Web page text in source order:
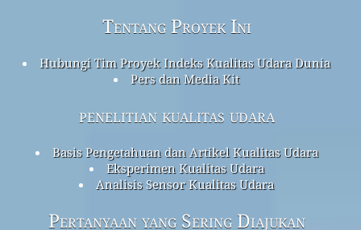
Tentang Proyek Ini
Hubungi Tim Proyek Indeks Kualitas Udara Dunia
Pers dan Media Kit
penelitian kualitas udara
Basis Pengetahuan dan Artikel Kualitas Udara
Eksperimen Kualitas Udara
Analisis Sensor Kualitas Udara
Pertanyaan yang Sering Diajukan